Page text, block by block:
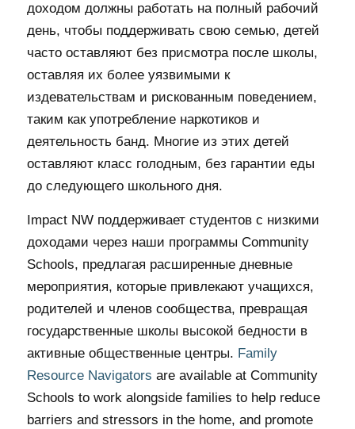
доходом должны работать на полный рабочий
день, чтобы поддерживать свою семью, детей
часто оставляют без присмотра после школы,
оставляя их более уязвимыми к
издевательствам и рискованным поведением,
таким как употребление наркотиков и
деятельность банд. Многие из этих детей
оставляют класс голодным, без гарантии еды
до следующего школьного дня.
Impact NW поддерживает студентов с низкими
доходами через наши программы Community
Schools, предлагая расширенные дневные
мероприятия, которые привлекают учащихся,
родителей и членов сообщества, превращая
государственные школы высокой бедности в
активные общественные центры. Family
Resource Navigators are available at Community
Schools to work alongside families to help reduce
barriers and stressors in the home, and promote